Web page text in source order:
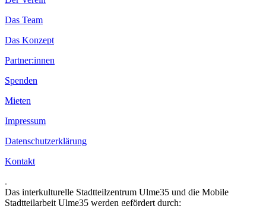
Das Team
Das Konzept
Partner:innen
Spenden
Mieten
Impressum
Datenschutzerklärung
Kontakt
.
Das interkulturelle Stadtteilzentrum Ulme35 und die Mobile
Stadtteilarbeit Ulme35 werden gefördert durch: